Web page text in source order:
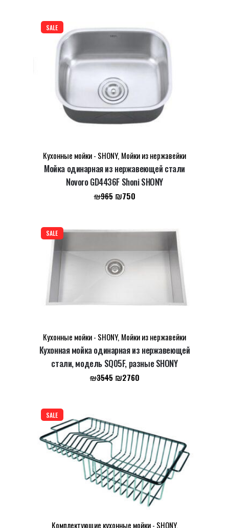
Сохранить моё имя, email и адрес сайта в этом
браузере для последующих моих комментариев.
SALE
Кухонные мойки - SHONY, Мойки из нержавейки
Мойка одинарная из нержавеющей стали
Novoro GD4436F Shoni SHONY
₪965 Первоначальная
₪965.
₪750Текущая
SALE
Кухонные мойки - SHONY, Мойки из нержавейки
Кухонная мойка одинарная из нержавеющей
стали, модель SQ05F, разные SHONY
₪3545 Первоначальная
₪2760Текущая
SALE
Комплектующие кухонные мойки - SHONY,